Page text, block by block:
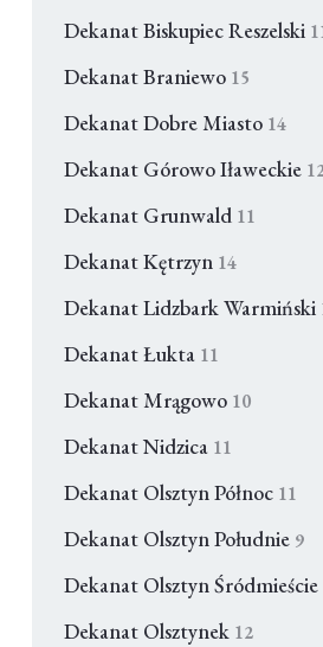
Dekanat Biskupiec Reszelski
Dekanat Braniewo 15
Dekanat Dobre Miasto 14
Dekanat Górowo Iławeckie
Dekanat Grunwald 11
Dekanat Kętrzyn 14
Dekanat Lidzbark Warmiński
Dekanat Łukta 11
Dekanat Mrągowo 10
Dekanat Nidzica 11
Dekanat Olsztyn Północ 11
Dekanat Olsztyn Południe 9
Dekanat Olsztyn Śródmieście
Dekanat Olsztynek 12